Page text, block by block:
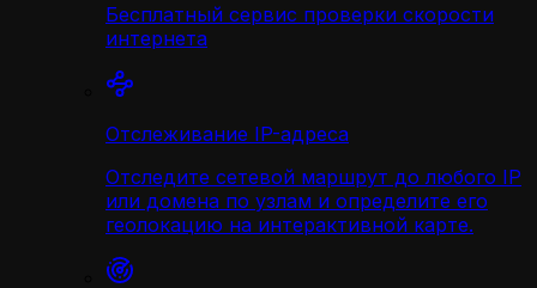
Бесплатный сервис проверки скорости
интернета
Отслеживание IP-адреса
Отследите сетевой маршрут до любого IP
или домена по узлам и определите его
геолокацию на интерактивной карте.